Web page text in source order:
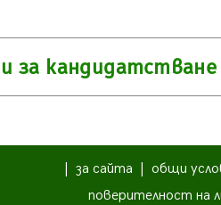
за кандидатстване
за сайта
общи
поверителност на